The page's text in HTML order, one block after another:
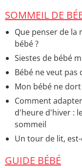
SOMMEIL DE
Que penser de
bébé ?
Siestes de bébé
Bébé ne veut pas
Mon bébé ne
Comment
d'heure d'hiver :
sommeil
Un tour de lit,
GUIDE BÉBÉ